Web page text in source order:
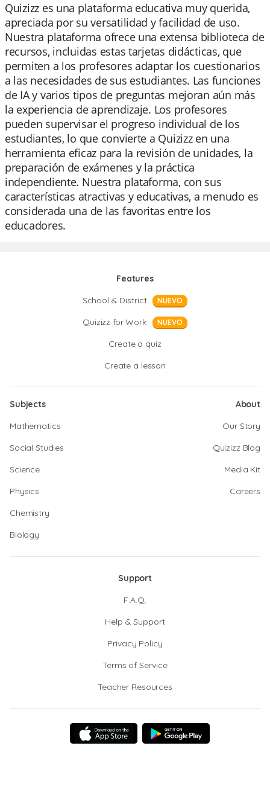
Quizizz es una plataforma educativa muy querida,
apreciada por su versatilidad y facilidad de uso.
Nuestra plataforma ofrece una extensa biblioteca de
recursos, incluidas estas tarjetas didácticas, que
permiten a los profesores adaptar los cuestionarios
a las necesidades de sus estudiantes. Las funciones
de IA y varios tipos de preguntas mejoran aún más
la experiencia de aprendizaje. Los profesores
pueden supervisar el progreso individual de los
estudiantes, lo que convierte a Quizizz en una
herramienta eficaz para la revisión de unidades, la
preparación de exámenes y la práctica
independiente. Nuestra plataforma, con sus
características atractivas y educativas, a menudo es
considerada una de las favoritas entre los
educadores.
Features
School & District
NUEVO
Quizizz for Work NUEVO
Create a quiz
Create a lesson
Subjects
Mathematics
Social Studies
Science
Physics
Chemistry
Biology
About
Our Story
Quizizz Blog
Media Kit
Careers
Support
F.A.Q.
Help & Support
Privacy Policy
Terms of Service
Teacher Resources